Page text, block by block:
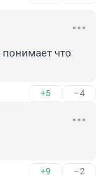
что
+5 –4
+9 –2